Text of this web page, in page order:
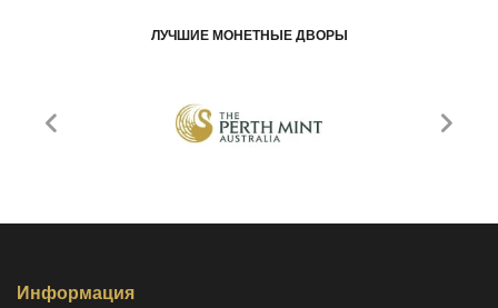
ЛУЧШИЕ МОНЕТНЫЕ ДВОРЫ
Информация